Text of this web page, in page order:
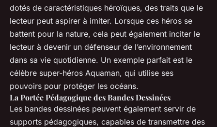
dotés de caractéristiques héroïques, des traits que le
lecteur peut aspirer à imiter. Lorsque ces héros se
battent pour la nature, cela peut également inciter le
lecteur à devenir un défenseur de l’environnement
dans sa vie quotidienne. Un exemple parfait est le
célèbre super-héros Aquaman, qui utilise ses
pouvoirs pour protéger les océans.
La Portée Pédagogique des Bandes Dessinées
Les bandes dessinées peuvent également servir de
supports pédagogiques, capables de transmettre des